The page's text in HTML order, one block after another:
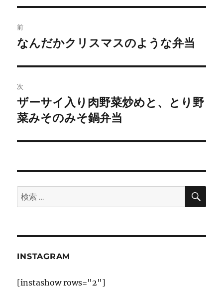
稿
ビ
ゲ
ー
シ
ン
前
前
投
稿:
なんだかクリスマスのような弁当
次
次
の
稿:
ザーサイ入り肉野菜炒めと、とり野
菜みそのみそ鍋弁当
検
索:
検
INSTAGRAM
[instashow rows="2"]